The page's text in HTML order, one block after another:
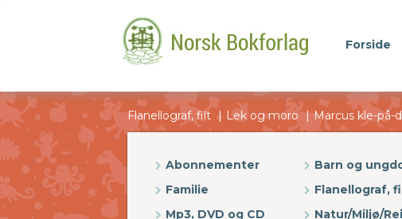
Forside
Flanellograf, filt Lek og moro Marcus kle-på-
Abonnementer Barn og
Familie
Flanellograf,
Mp3, DVD og CD
Natur/Miljø/